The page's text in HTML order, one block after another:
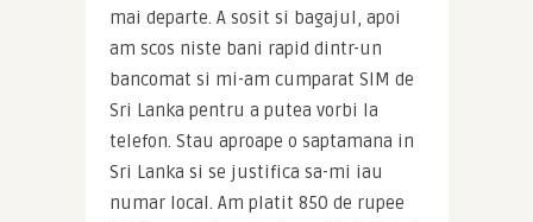
mai departe. A sosit si bagajul, apoi
am scos niste bani rapid dintr-un
bancomat si mi-am cumparat SIM de
Sri Lanka pentru a putea vorbi la
telefon. Stau aproape o saptamana in
Sri Lanka si se justifica sa-mi iau
numar local. Am platit 850 de rupee